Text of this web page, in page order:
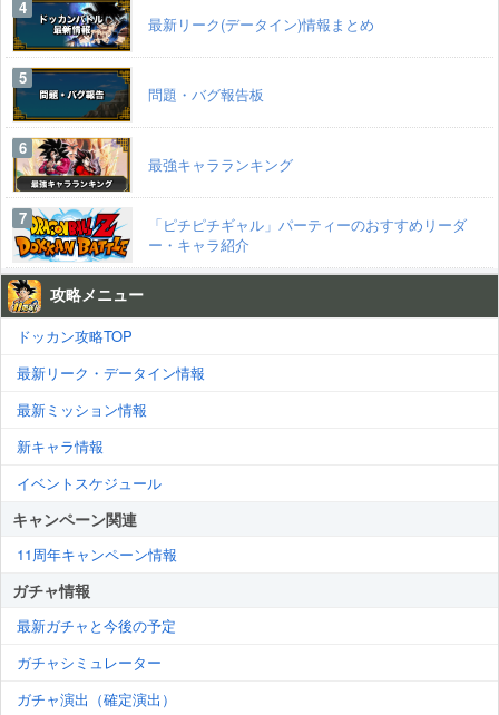
攻略メニュー
ドッカン攻略TOP
最新リーク・データイン情報
最新ミッション情報
新キャラ情報
イベントスケジュール
キャンペーン関連
11周年キャンペーン情報
ガチャ情報
最新ガチャと今後の予定
ガチャシミュレーター
ガチャ演出（確定演出）
最新リーク(データイン)情報まとめ
問題・バグ報告板
最強キャラランキング
「ピチピチギャル」パーティーのおすすめリーダ
ー・キャラ紹介